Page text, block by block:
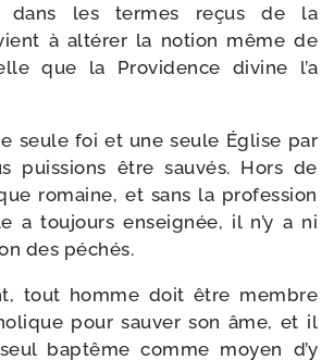
dans les termes reçus de la
à alté­rer la notion même de
que la Providence divine l’a
seule foi et une seule Église par
puis­sions être sau­vés. Hors de
romaine, et sans la pro­fes­sion
a tou­jours ensei­gnée, il n’y a ni
des péchés.
tout homme doit être membre
pour sau­ver son âme, et il
seul bap­tême comme moyen d’y